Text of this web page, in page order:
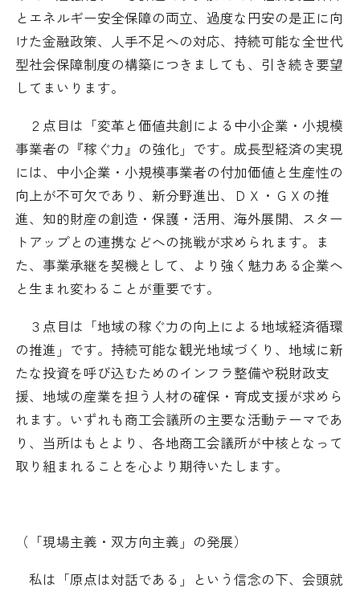
とエネルギー安全保障の両立、過度な円安の是正に向
けた金融政策、人手不足への対応、持続可能な全世代
型社会保障制度の構築につきましても、引き続き要望
してまいります。
２点目は「変革と価値共創による中小企業・小規模
事業者の『稼ぐ力』の強化」です。成長型経済の実現
には、中小企業・小規模事業者の付加価値と生産性の
向上が不可欠であり、新分野進出、ＤＸ・ＧＸの推
進、知的財産の創造・保護・活用、海外展開、スター
トアップとの連携などへの挑戦が求められます。ま
た、事業承継を契機として、より強く魅力ある企業へ
と生まれ変わることが重要です。
３点目は「地域の稼ぐ力の向上による地域経済循環
の推進」です。持続可能な観光地域づくり、地域に新
たな投資を呼び込むためのインフラ整備や税財政支
援、地域の産業を担う人材の確保・育成支援が求めら
れます。いずれも商工会議所の主要な活動テーマであ
り、当所はもとより、各地商工会議所が中核となって
取り組まれることを心より期待いたします。
（「現場主義・双方向主義」の発展）
私は「原点は対話である」という信念の下、会頭就